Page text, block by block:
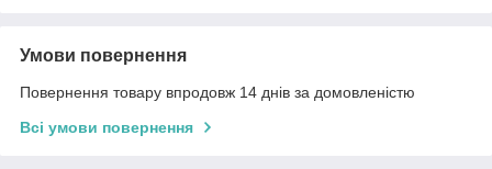
Умови повернення
Повернення товару впродовж 14 днів за домовленістю
Всі умови повернення